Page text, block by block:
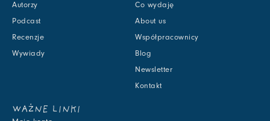
Autorzy
Podcast
Recenzje
Wywiady
Co wydaję
About us
Współpracownicy
Blog
Newsletter
Kontakt
WAŻNE LINKI